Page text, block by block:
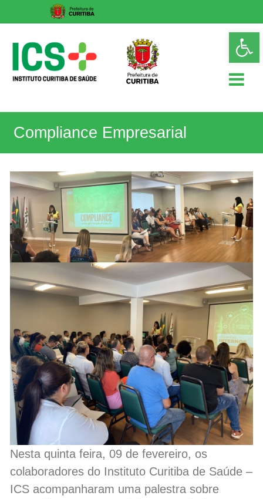
content
ICS
Instituto
de
Compliance Empresarial
Nesta quinta feira, 09 de fevereiro, os
colaboradores do Instituto Curitiba de Saúde –
ICS acompanharam uma palestra sobre